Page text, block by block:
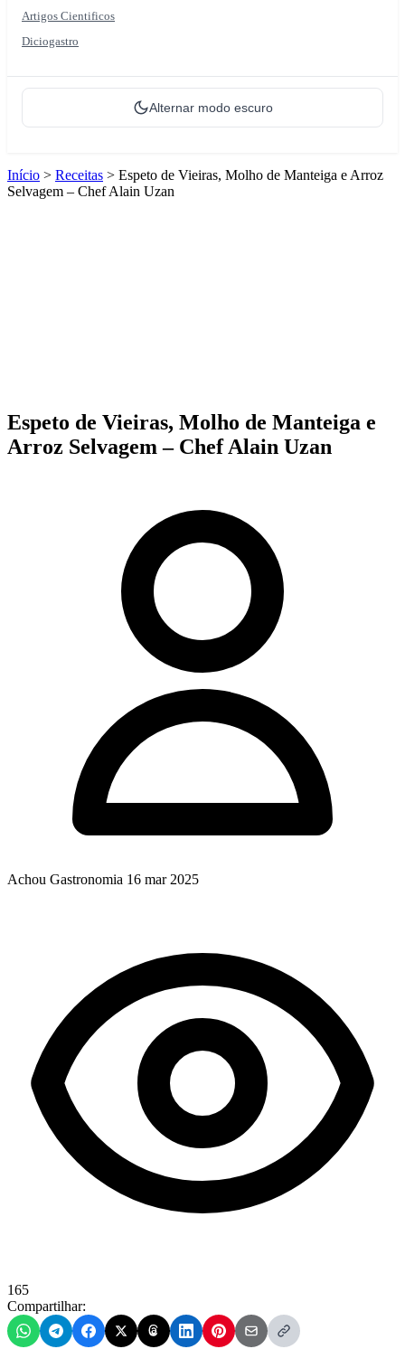
Artigos Cientificos
Diciogastro
Alternar modo escuro
Início > Receitas > Espeto de Vieiras, Molho de Manteiga e Arroz
Selvagem – Chef Alain Uzan
Espeto de Vieiras, Molho de Manteiga e
Arroz Selvagem – Chef Alain Uzan
Achou Gastronomia 16 mar 2025
165
Compartilhar: